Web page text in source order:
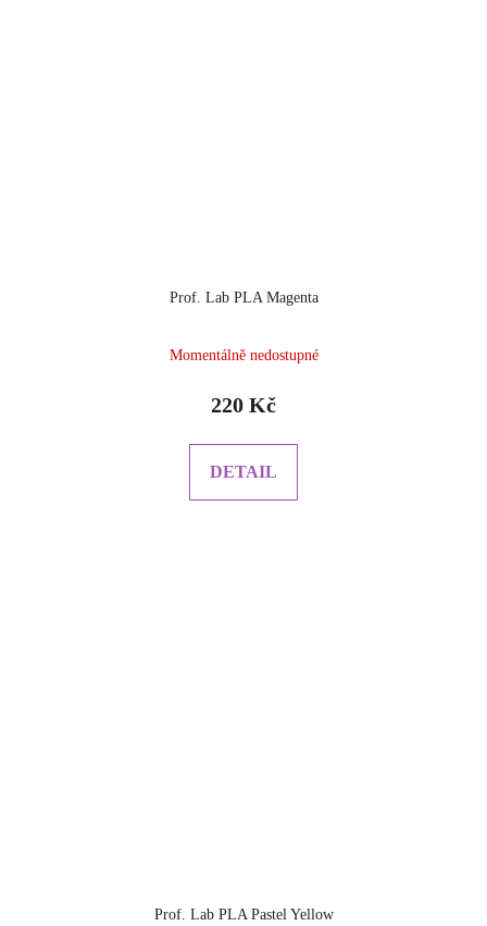
Prof. Lab PLA Magenta
Momentálně nedostupné
220 Kč
DETAIL
Prof. Lab PLA Pastel Yellow